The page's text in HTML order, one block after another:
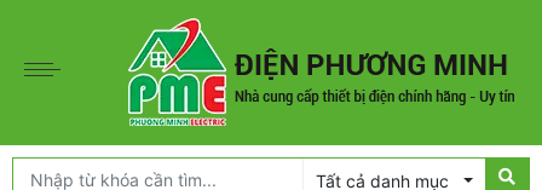
Tất cả danh mục